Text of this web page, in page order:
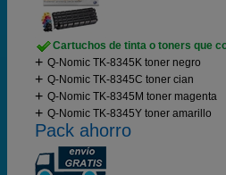
Cartuchos de tinta o toners que
Q-Nomic TK-8345K toner negro
Q-Nomic TK-8345C toner cian
Q-Nomic TK-8345M toner magenta
Q-Nomic TK-8345Y toner amarillo
Pack ahorro